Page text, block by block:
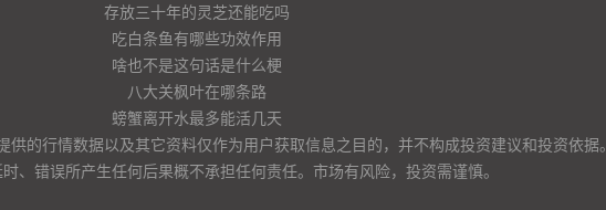
存放三十年的灵芝还能吃吗
吃白条鱼有哪些功效作用
啥也不是这句话是什么梗
八大关枫叶在哪条路
螃蟹离开水最多能活几天
供的行情数据以及其它资料仅作为用户获取信息之目的，并不构成投资建议和投资依据。
、错误所产生任何后果概不承担任何责任。市场有风险，投资需谨慎。